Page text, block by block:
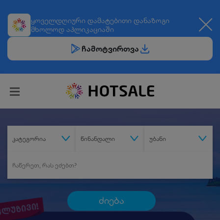
ყოველდღიური დამატებითი დანაზოგი
მხოლოდ აპლიკაციაში
ჩამოტვირთვა
კატეგორია წინანდალი უბანი
ძიება